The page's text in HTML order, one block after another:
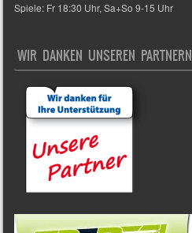
Spiele: Fr 18:30 Uhr, Sa+So 9-15 Uhr
WIR DANKEN UNSEREN PARTNERN